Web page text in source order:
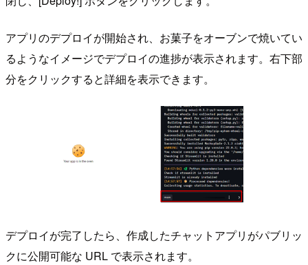
アプリのデプロイが開始され、お菓子をオーブンで焼いてい
るようなイメージでデプロイの進捗が表示されます。右下部
分をクリックすると詳細を表示できます。
デプロイが完了したら、作成したチャットアプリがパブリッ
クに公開可能な URL で表示されます。